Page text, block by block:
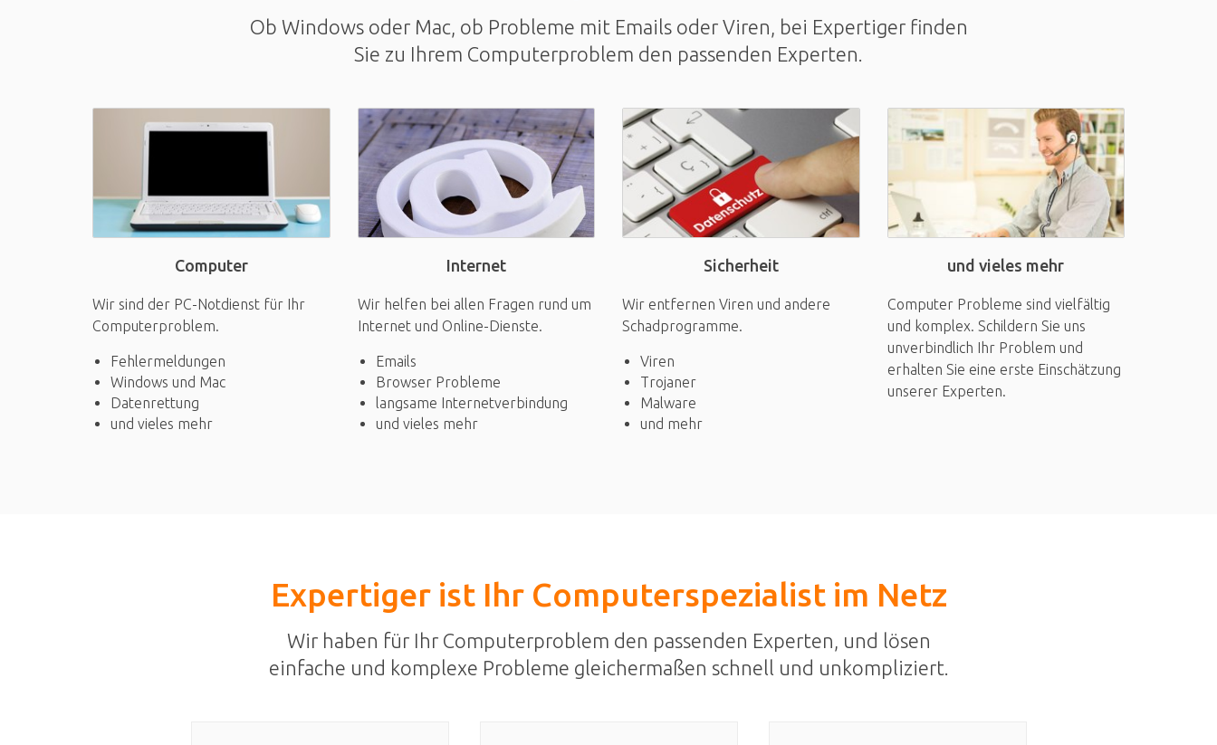
Ob Windows oder Mac, ob Probleme mit Emails oder Viren, bei Expertiger finden
Sie zu Ihrem Computerproblem den passenden Experten.
Computer
Wir sind der PC-Notdienst für Ihr
Computerproblem.
Fehlermeldungen
Windows und Mac
Datenrettung
und vieles mehr
Internet
Wir helfen bei allen Fragen rund um
Internet und Online-Dienste.
Emails
Browser Probleme
langsame Internetverbindung
und vieles mehr
Sicherheit
Wir entfernen Viren und andere
Schadprogramme.
Viren
Trojaner
Malware
und mehr
und vieles mehr
Computer Probleme sind vielfältig
und komplex. Schildern Sie uns
unverbindlich Ihr Problem und
erhalten Sie eine erste Einschätzung
unserer Experten.
Expertiger ist Ihr Computerspezialist im Netz
Wir haben für Ihr Computerproblem den passenden Experten, und lösen
einfache und komplexe Probleme gleichermaßen schnell und unkompliziert.